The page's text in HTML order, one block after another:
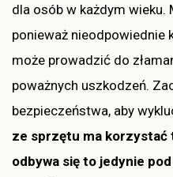
dla osób w każdym wieku.
ponieważ nieodpowiednie
może prowadzić do
poważnych uszkodzeń.
bezpieczeństwa, aby
ze sprzętu ma korzystać
odbywa się to jedynie